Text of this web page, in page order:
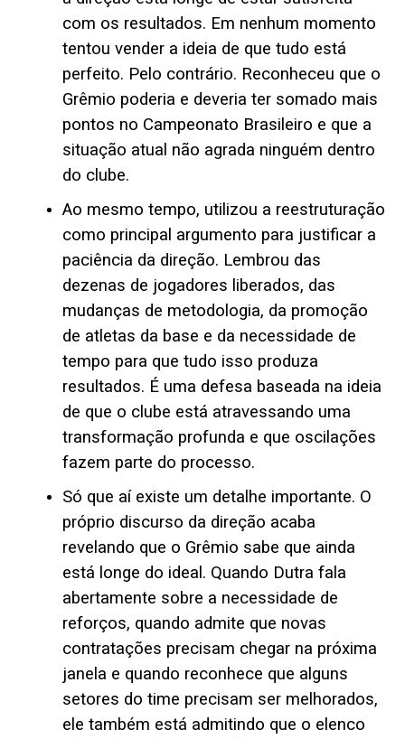
com os resultados. Em nenhum momento
tentou vender a ideia de que tudo está
perfeito. Pelo contrário. Reconheceu que o
Grêmio poderia e deveria ter somado mais
pontos no Campeonato Brasileiro e que a
situação atual não agrada ninguém dentro
do clube.
Ao mesmo tempo, utilizou a reestruturação
como principal argumento para justificar a
paciência da direção. Lembrou das
dezenas de jogadores liberados, das
mudanças de metodologia, da promoção
de atletas da base e da necessidade de
tempo para que tudo isso produza
resultados. É uma defesa baseada na ideia
de que o clube está atravessando uma
transformação profunda e que oscilações
fazem parte do processo.
Só que aí existe um detalhe importante. O
próprio discurso da direção acaba
revelando que o Grêmio sabe que ainda
está longe do ideal. Quando Dutra fala
abertamente sobre a necessidade de
reforços, quando admite que novas
contratações precisam chegar na próxima
janela e quando reconhece que alguns
setores do time precisam ser melhorados,
ele também está admitindo que o elenco